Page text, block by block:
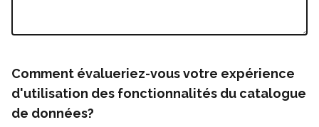
Comment évalueriez-vous votre expérience
d'utilisation des fonctionnalités du catalogue
de données?